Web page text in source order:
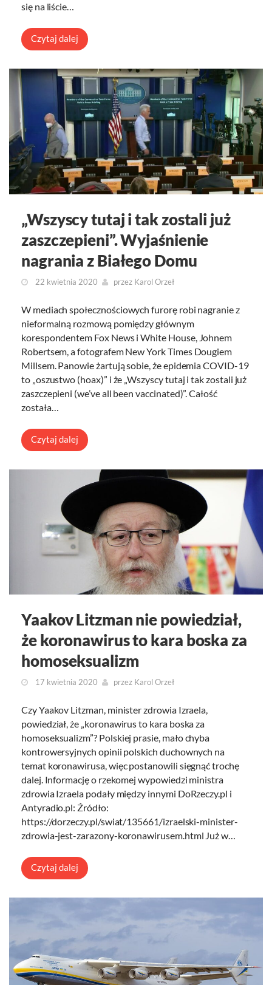
się na liście…
Czytaj dalej
„Wszyscy tutaj i tak zostali już
zaszczepieni”. Wyjaśnienie
nagrania z Białego Domu
22 kwietnia 2020 przez Karol Orzeł
W mediach społecznościowych furorę robi nagranie z
nieformalną rozmową pomiędzy głównym
korespondentem Fox News i White House, Johnem
Robertsem, a fotografem New York Times Dougiem
Millsem. Panowie żartują sobie, że epidemia COVID-19
to „oszustwo (hoax)” i że „Wszyscy tutaj i tak zostali już
zaszczepieni (we’ve all been vaccinated)”. Całość
została…
Czytaj dalej
Yaakov Litzman nie powiedział,
że koronawirus to kara boska za
homoseksualizm
17 kwietnia 2020 przez Karol Orzeł
Czy Yaakov Litzman, minister zdrowia Izraela,
powiedział, że „koronawirus to kara boska za
homoseksualizm”? Polskiej prasie, mało chyba
kontrowersyjnych opinii polskich duchownych na
temat koronawirusa, więc postanowili sięgnąć trochę
dalej. Informację o rzekomej wypowiedzi ministra
zdrowia Izraela podały między innymi DoRzeczy.pl i
Antyradio.pl: Źródło:
https://dorzeczy.pl/swiat/135661/izraelski-minister-
zdrowia-jest-zarazony-koronawirusem.html Już w…
Czytaj dalej